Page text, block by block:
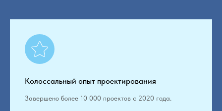
Колоссальный опыт проектирования
Завершено более 10 000 проектов с 2020 года.